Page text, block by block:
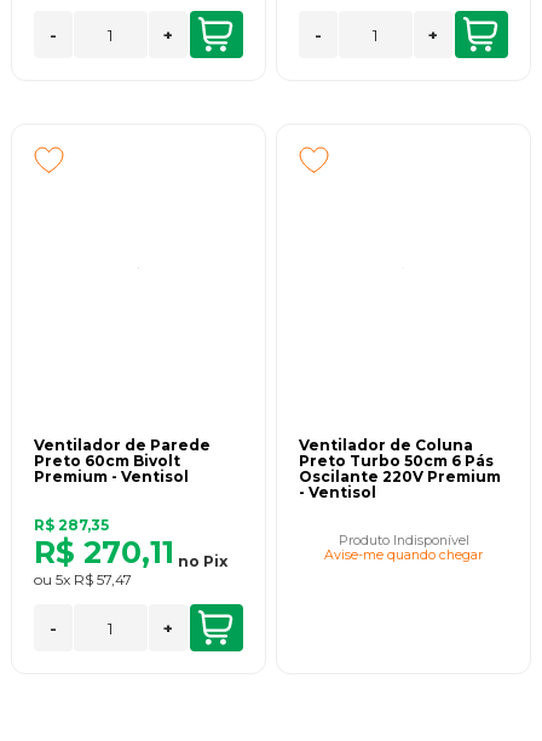
- + - +
Ventilador de Parede
Preto 60cm Bivolt
Premium - Ventisol
R$ 287,35
R$ 270,11 no Pix
ou 5x R$ 57,47
- +
Ventilador de Coluna
Preto Turbo 50cm 6 Pás
Oscilante 220V Premium
- Ventisol
Produto Indisponível
Avise-me quando chegar